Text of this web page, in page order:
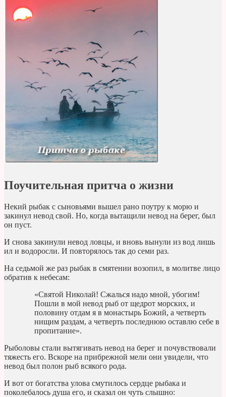
Поучительная притча о жизни
Некий рыбак с сыновьями вышел рано поутру к морю и
закинул невод свой. Но, когда вытащили невод на берег, был
он пуст.
И снова закинули невод ловцы, и вновь вынули из вод лишь
ил и водоросли. И повторялось так до семи раз.
На седьмой же раз рыбак в смятении возопил, в молитве лицо
обратив к небесам:
«Святой Николай! Сжалься надо мной, убогим!
Пошли в мой невод рыб от щедрот морских, и
половину отдам я в монастырь Божий, а четверть
нищим раздам, а четверть последнюю оставлю себе в
пропитание».
Рыболовы стали вытягивать невод на берег и почувствовали
тяжесть его. Вскоре на прибрежной мели они увидели, что
невод был полон рыб всякого рода.
И вот от богатства улова смутилось сердце рыбака и
поколебалось душа его, и сказал он чуть слышно: